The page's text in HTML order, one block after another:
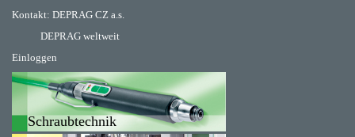
Kontakt: DEPRAG CZ a.s.
DEPRAG weltweit
Einloggen
Schraubtechnik